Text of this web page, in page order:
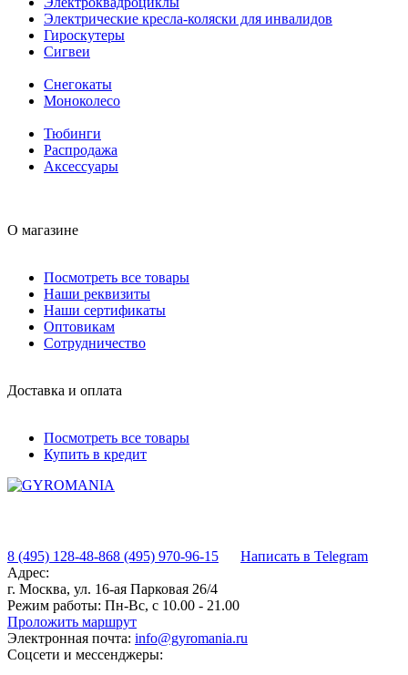
Электрические кресла-коляски для инвалидов
Гироскутеры
Сигвеи
Снегокаты
Моноколесо
Тюбинги
Распродажа
Аксессуары
О магазине
Посмотреть все товары
Наши реквизиты
Наши сертификаты
Оптовикам
Сотрудничество
Доставка и оплата
Посмотреть все товары
Купить в кредит
8 (495) 128-48-868 (495) 970-96-15
Написать в Telegram
Адрес:
г. Москва, ул. 16-ая Парковая 26/4
Режим работы: Пн-Вс, с 10.00 - 21.00
Проложить маршрут
Электронная почта: info@gyromania.ru
Соцсети и мессенджеры: